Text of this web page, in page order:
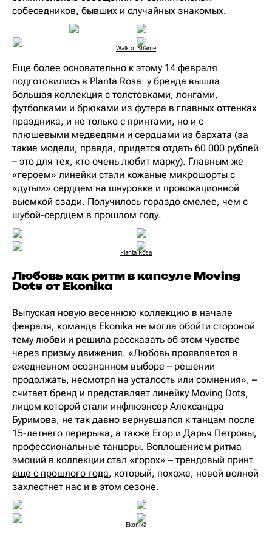
собеседников, бывших и случайных знакомых.
Walk of Shame
Еще более основательно к этому 14 февраля
подготовились в Planta Rosa: у бренда вышла
большая коллекция с толстовками, лонгами,
футболками и брюками из футера в главных оттенках
праздника, и не только с принтами, но и с
плюшевыми медведями и сердцами из бархата (за
такие модели, правда, придется отдать 60 000 рублей
– это для тех, кто очень любит марку). Главным же
«героем» линейки стали кожаные микрошорты с
«дутым» сердцем на шнуровке и провокационной
выемкой сзади. Получилось гораздо смелее, чем с
шубой-сердцем в прошлом году.
Planta Rosa
Любовь как ритм в капсуле Moving
Dots от Ekonika
Выпуская новую весеннюю коллекцию в начале
февраля, команда Ekonika не могла обойти стороной
тему любви и решила рассказать об этом чувстве
через призму движения. «Любовь проявляется в
ежедневном осознанном выборе – решении
продолжать, несмотря на усталость или сомнения», –
считает бренд и представляет линейку Moving Dots,
лицом которой стали инфлюэнсер Александра
Буримова, не так давно вернувшаяся к танцам после
15-летнего перерыва, а также Егор и Дарья Петровы,
профессиональные танцоры. Воплощением ритма
эмоций в коллекции стал «горох» – трендовый принт
еще с прошлого года, который, похоже, новой волной
захлестнет нас и в этом сезоне.
Ekonika